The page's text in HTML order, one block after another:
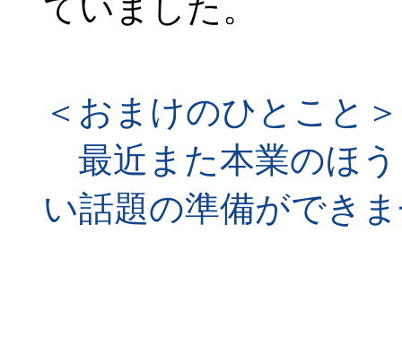
ていました。
＜おまけのひとこと＞
最近また本業のほ
い話題の準備ができ